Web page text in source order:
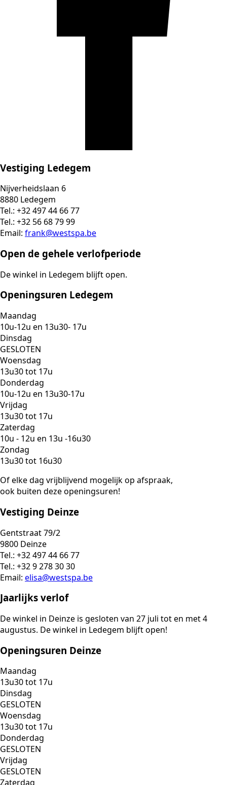
Vestiging Ledegem
Nijverheidslaan 6
8880 Ledegem
Tel.: +32 497 44 66 77
Tel.: +32 56 68 79 99
Email: frank@westspa.be
Open de gehele verlofperiode
De winkel in Ledegem blijft open.
Openingsuren Ledegem
Maandag
10u-12u en 13u30- 17u
Dinsdag
GESLOTEN
Woensdag
13u30 tot 17u
Donderdag
10u-12u en 13u30-17u
Vrijdag
13u30 tot 17u
Zaterdag
10u - 12u en 13u -16u30
Zondag
13u30 tot 16u30
Of elke dag vrijblijvend mogelijk op afspraak,
ook buiten deze openingsuren!
Vestiging Deinze
Gentstraat 79/2
9800 Deinze
Tel.: +32 497 44 66 77
Tel.: +32 9 278 30 30
Email: elisa@westspa.be
Jaarlijks verlof
De winkel in Deinze is gesloten van 27 juli tot en met 4
augustus. De winkel in Ledegem blijft open!
Openingsuren Deinze
Maandag
13u30 tot 17u
Dinsdag
GESLOTEN
Woensdag
13u30 tot 17u
Donderdag
GESLOTEN
Vrijdag
GESLOTEN
Zaterdag